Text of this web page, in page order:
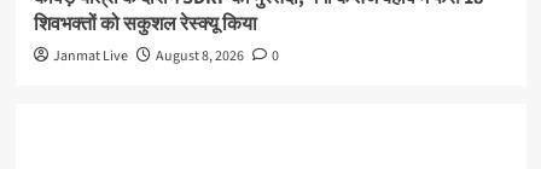
शिवभक्तों को सकुशल रेस्क्यू किया
Janmat Live August 8, 2026 0